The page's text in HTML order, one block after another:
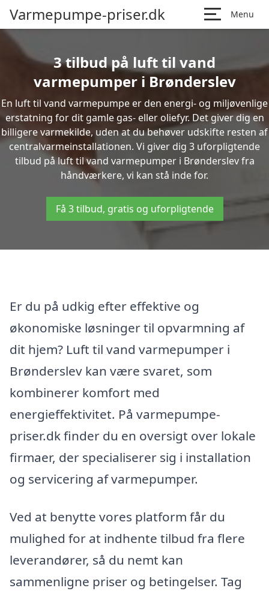
Varmepumpe-priser.dk Menu
3 tilbud på luft til vand
varmepumper i Brønderslev
En luft til vand varmepumpe er den energi- og miljøvenlige
erstatning for dit gamle gas- eller oliefyr. Det giver dig en
billigere varmekilde, uden at du behøver udskifte resten af
centralvarmeinstallationen. Vi giver dig 3 uforpligtende
tilbud på luft til vand varmepumper i Brønderslev fra
håndværkere, vi kan stå inde for.
Få 3 tilbud, gratis og uforpligtende
Er du på udkig efter effektive og
økonomiske løsninger til opvarmning af
dit hjem? Luft til vand varmepumper i
Brønderslev kan være svaret, som
kombinerer komfort med
energieffektivitet. På varmepumpe-
priser.dk finder du en oversigt over lokale
firmaer, der specialiserer sig i installation
og servicering af varmepumper.
Ved at benytte vores platform får du
mulighed for at indhente tilbud fra flere
leverandører, så du nemt kan
sammenligne priser og betingelser. Tag